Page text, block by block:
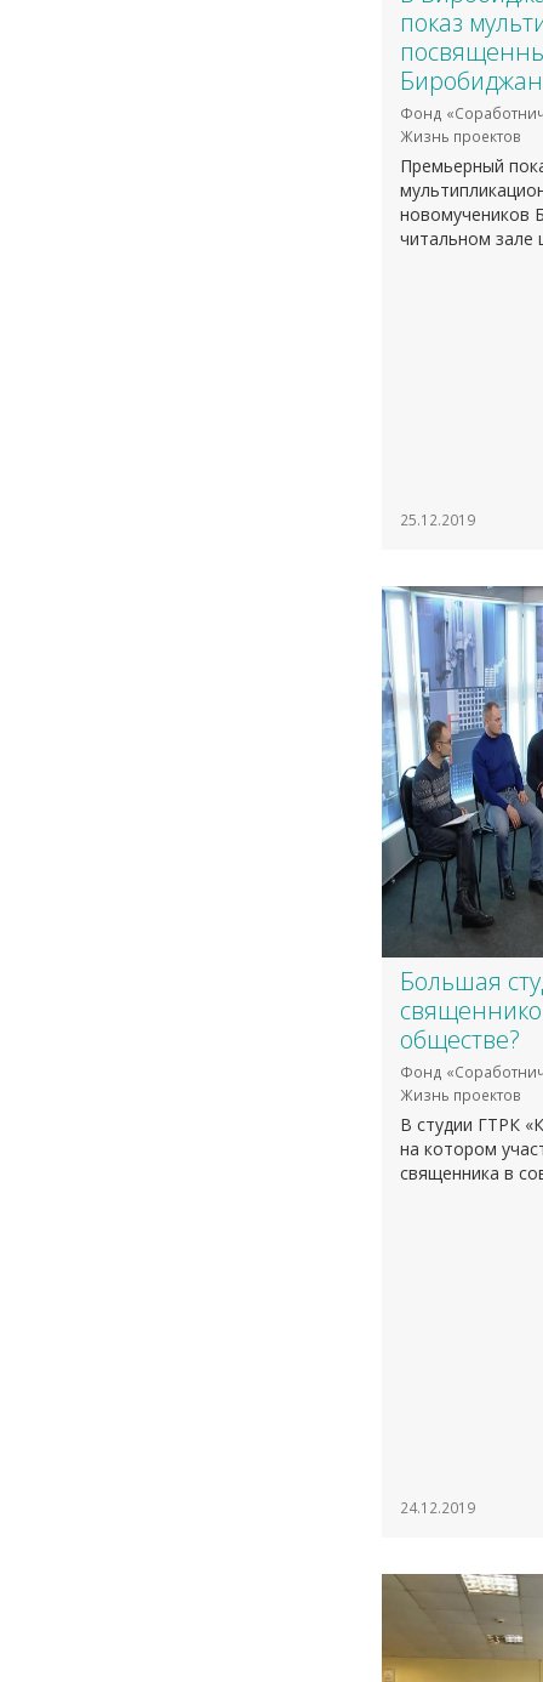
показ
Фонд
Жизнь проектов
Премьерный
новомучеников
читальном зале
25.12.2019
Большая
обществе?
Фонд
Жизнь проектов
В студии ГТРК
на котором
священника в
24.12.2019